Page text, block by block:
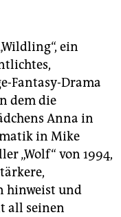
ein
Fantasy-Drama
dem die
Anna in
in Mike
„Wolf“ von 1994,
hinweist und
all seinen